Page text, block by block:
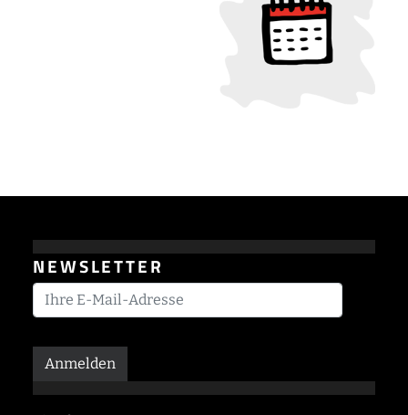
NEWSLETTER
Anmelden